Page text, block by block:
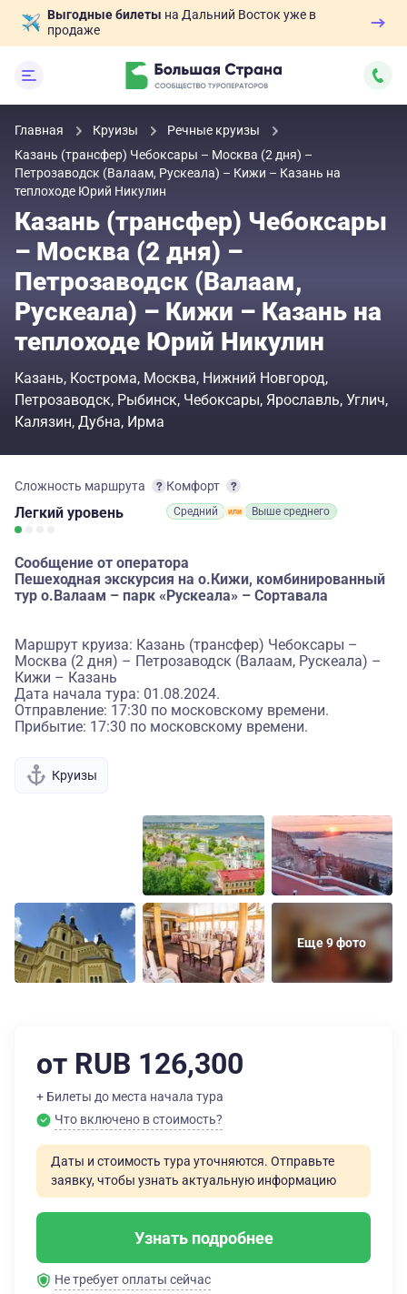
Выгодные билеты на Дальний Восток уже в
продаже
Главная Круизы
Речные круизы
Казань (трансфер) Чебоксары – Москва (2 дня) –
Петрозаводск (Валаам, Рускеала) – Кижи – Казань на
теплоходе Юрий Никулин
Казань (трансфер) Чебоксары
– Москва (2 дня) –
Петрозаводск (Валаам,
Рускеала) – Кижи – Казань на
теплоходе Юрий Никулин
Казань Кострома Москва Нижний Новгород
Петрозаводск Рыбинск Чебоксары Ярославль Углич
Калязин Дубна Ирма
Сложность маршрута
Легкий уровень
Комфорт
Средний Выше среднего
Сообщение от оператора
Пешеходная экскурсия на о.Кижи, комбинированный
тур о.Валаам – парк «Рускеала» – Сортавала
Маршрут круиза: Казань (трансфер) Чебоксары –
Москва (2 дня) – Петрозаводск (Валаам, Рускеала) –
Кижи – Казань
Дата начала тура: 01.08.2024.
Отправление: 17:30 по московскому времени.
Прибытие: 17:30 по московскому времени.
Круизы
Еще 9 фото
от RUB 126,300
+ Билеты до места начала тура
Что включено в стоимость?
Даты и стоимость тура уточняются. Отправьте
заявку, чтобы узнать актуальную информацию
Узнать подробнее
Не требует оплаты сейчас